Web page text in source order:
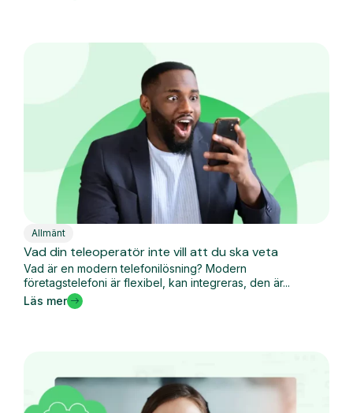
Allmänt
Vad din teleoperatör inte vill att du ska veta
Vad är en modern telefonilösning? Modern
företagstelefoni är flexibel, kan integreras, den är...
Läs mer